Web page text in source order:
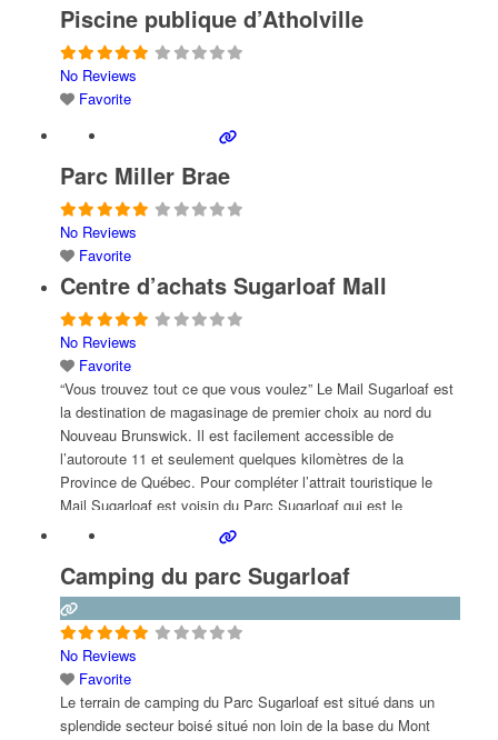
Piscine publique d’Atholville
No Reviews
Favorite
Parc Miller Brae
No Reviews
Favorite
Centre d’achats Sugarloaf Mall
No Reviews
Favorite
“Vous trouvez tout ce que vous voulez” Le Mail Sugarloaf est
la destination de magasinage de premier choix au nord du
Nouveau Brunswick. Il est facilement accessible de
l’autoroute 11 et seulement quelques kilomètres de la
Province de Québec. Pour compléter l’attrait touristique le
Mail Sugarloaf est voisin du Parc Sugarloaf qui est le
deuxième plus grand parc provincial au
Camping du parc Sugarloaf
No Reviews
Favorite
Le terrain de camping du Parc Sugarloaf est situé dans un
splendide secteur boisé situé non loin de la base du Mont